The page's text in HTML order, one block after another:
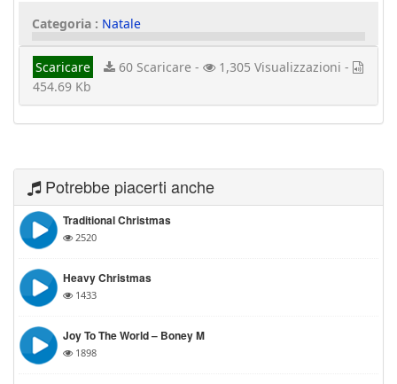
Categoria : Natale
Scaricare 60 Scaricare -
1,305 Visualizzazioni -
454.69 Kb
Potrebbe piacerti anche
Traditional Christmas
2520
Heavy Christmas
1433
Joy To The World – Boney M
1898